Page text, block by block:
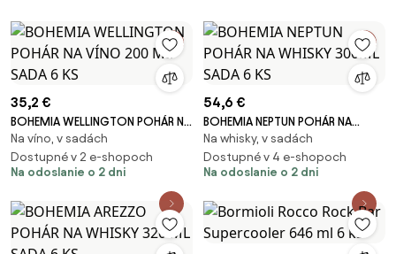
35,2 €
BOHEMIA WELLINGTON POHÁR NA
VÍNO 200 ML SADA 6 KS
Na víno, v sadách
Dostupné v 2 e-shopoch
Na odoslanie o 2 dni
54,6 €
BOHEMIA NEPTUN POHÁR NA
WHISKY 300ML SADA 6 KS
Na whisky, v sadách
Dostupné v 4 e-shopoch
Na odoslanie o 2 dni